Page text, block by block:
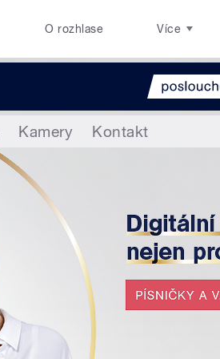
O rozhlase Více
Kamery Kontakt